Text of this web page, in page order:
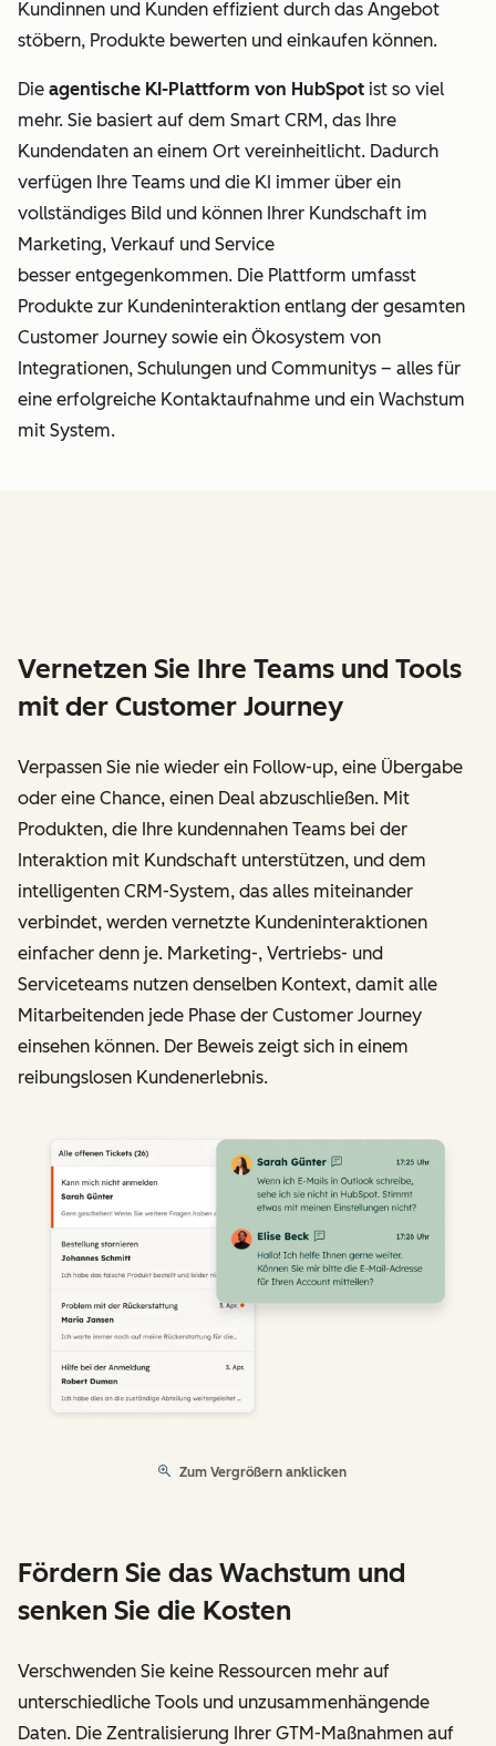
Kundinnen und Kunden effizient durch das Angebot
stöbern, Produkte bewerten und einkaufen können.
Die agentische KI-Plattform von HubSpot ist so viel
mehr. Sie basiert auf dem Smart CRM, das Ihre
Kundendaten an einem Ort vereinheitlicht. Dadurch
verfügen Ihre Teams und die KI immer über ein
vollständiges Bild und können Ihrer Kundschaft im
Marketing, Verkauf und Service
besser entgegenkommen. Die Plattform umfasst
Produkte zur Kundeninteraktion entlang der gesamten
Customer Journey sowie ein Ökosystem von
Integrationen, Schulungen und Communitys – alles für
eine erfolgreiche Kontaktaufnahme und ein Wachstum
mit System.
Vernetzen Sie Ihre Teams und Tools
mit der Customer Journey
Verpassen Sie nie wieder ein Follow-up, eine Übergabe
oder eine Chance, einen Deal abzuschließen. Mit
Produkten, die Ihre kundennahen Teams bei der
Interaktion mit Kundschaft unterstützen, und dem
intelligenten CRM-System, das alles miteinander
verbindet, werden vernetzte Kundeninteraktionen
einfacher denn je. Marketing-, Vertriebs- und
Serviceteams nutzen denselben Kontext, damit alle
Mitarbeitenden jede Phase der Customer Journey
einsehen können. Der Beweis zeigt sich in einem
reibungslosen Kundenerlebnis.
Zum Vergrößern anklicken
Fördern Sie das Wachstum und
senken Sie die Kosten
Verschwenden Sie keine Ressourcen mehr auf
unterschiedliche Tools und unzusammenhängende
Daten. Die Zentralisierung Ihrer GTM-Maßnahmen auf